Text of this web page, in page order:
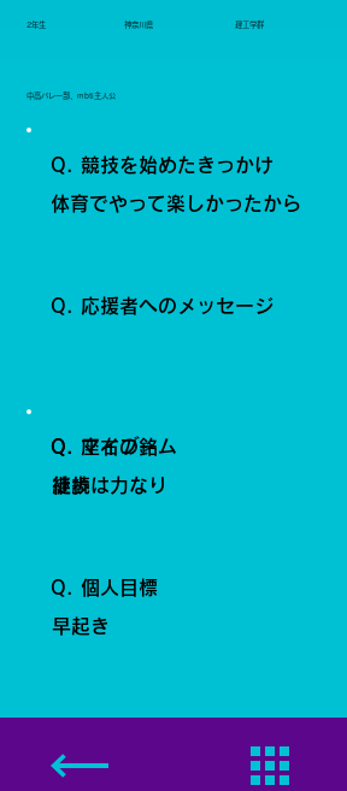
2年生 神奈川県 理工学群
Q. 競技を始めたきっかけ
体育でやって楽しかったから
継続は力なり
Q. 座右の銘
徒歩
Q. マイブーム
早起き
Q. 個人目標
Q. 応援者へのメッセージ
中高バレー部、mbti主人公